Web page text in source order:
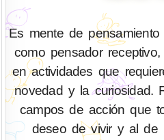
Es mente de
como pensador
en actividades que
novedad y la curiosidad.
campos de acción que
deseo de vivir y al de